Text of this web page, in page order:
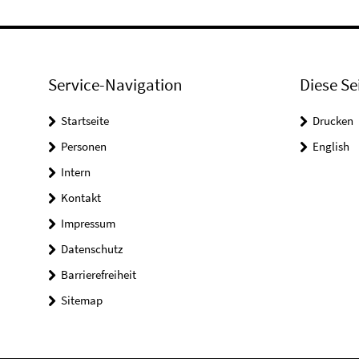
Service-Navigation
Startseite
Personen
Intern
Kontakt
Impressum
Datenschutz
Barrierefreiheit
Sitemap
Diese
Drucken
English